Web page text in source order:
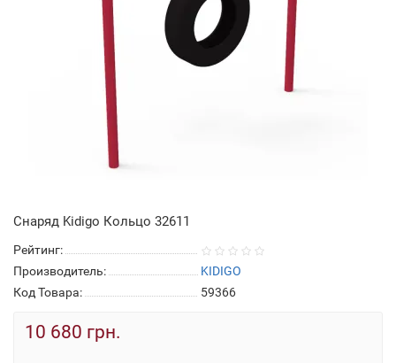
Снаряд Kidigo Кольцо 32611
Рейтинг:
Производитель:
KIDIGO
Код Товара:
59366
10 680 грн.